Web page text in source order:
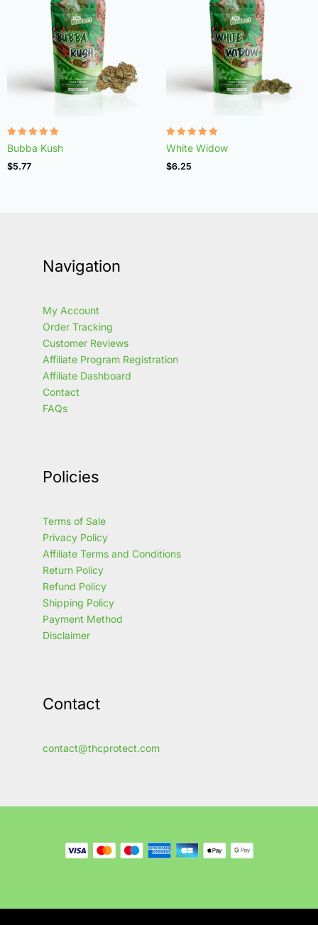
Rated
4.96
out of 5
Bubba Kush
$5.77
Rated
4.97
out of 5
White Widow
$6.25
Navigation
My Account
Order Tracking
Customer Reviews
Affiliate Program Registration
Affiliate Dashboard
Contact
FAQs
Policies
Terms of Sale
Privacy Policy
Affiliate Terms and Conditions
Return Policy
Refund Policy
Shipping Policy
Payment Method
Disclaimer
Contact
contact@thcprotect.com